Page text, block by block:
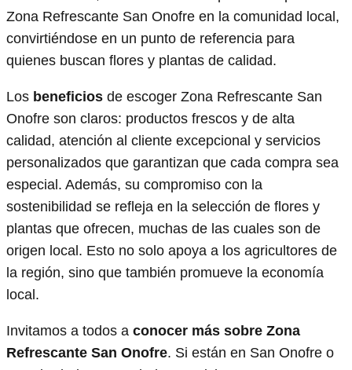
Zona Refrescante San Onofre en la comunidad local,
convirtiéndose en un punto de referencia para
quienes buscan flores y plantas de calidad.
Los beneficios de escoger Zona Refrescante San
Onofre son claros: productos frescos y de alta
calidad, atención al cliente excepcional y servicios
personalizados que garantizan que cada compra sea
especial. Además, su compromiso con la
sostenibilidad se refleja en la selección de flores y
plantas que ofrecen, muchas de las cuales son de
origen local. Esto no solo apoya a los agricultores de
la región, sino que también promueve la economía
local.
Invitamos a todos a conocer más sobre Zona
Refrescante San Onofre. Si están en San Onofre o